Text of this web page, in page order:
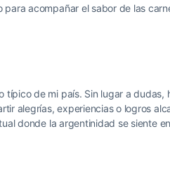
acompañar el sabor de las
de mi país. Sin lugar a dudas,
alegrías, experiencias o logros
donde la argentinidad se siente